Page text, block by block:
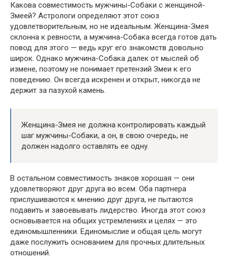
Какова совместимость мужчины-Собаки с женщиной-
Змеей? Астрологи определяют этот союз
удовлетворительным, но не идеальным. Женщина-Змея
склонна к ревности, а мужчина-Собака всегда готов дать
повод для этого — ведь круг его знакомств довольно
широк. Однако мужчина-Собака далек от мыслей об
измене, поэтому не понимает претензий Змеи к его
поведению. Он всегда искренен и открыт, никогда не
держит за пазухой камень.
Женщина-Змея не должна контролировать каждый
шаг мужчины-Собаки, а он, в свою очередь, не
должен надолго оставлять ее одну.
В остальном совместимость знаков хорошая — они
удовлетворяют друг друга во всем. Оба партнера
прислушиваются к мнению друг друга, не пытаются
подавить и завоевывать лидерство. Иногда этот союз
основывается на общих устремлениях и целях — это
единомышленники. Единомыслие и общая цель могут
даже послужить основанием для прочных длительных
отношений.